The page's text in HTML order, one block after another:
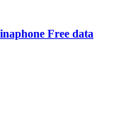
Free data